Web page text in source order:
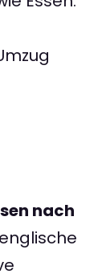
nach